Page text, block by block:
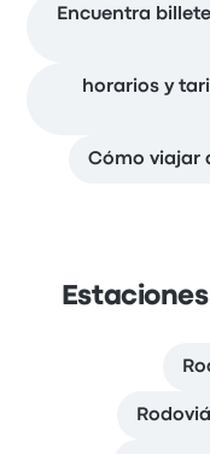
Encuentra
horarios y
Cómo viajar